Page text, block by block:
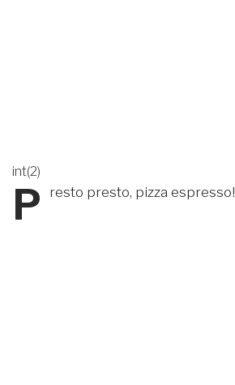
int(2)
P resto presto, pizza espresso!